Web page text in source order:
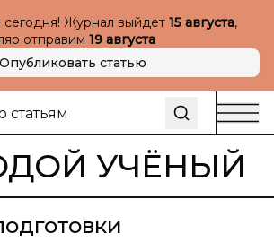
сегодня! Журнал выйдет 15 августа,
отправим 19 августа
Опубликовать статью
УЧЁНЫЙ